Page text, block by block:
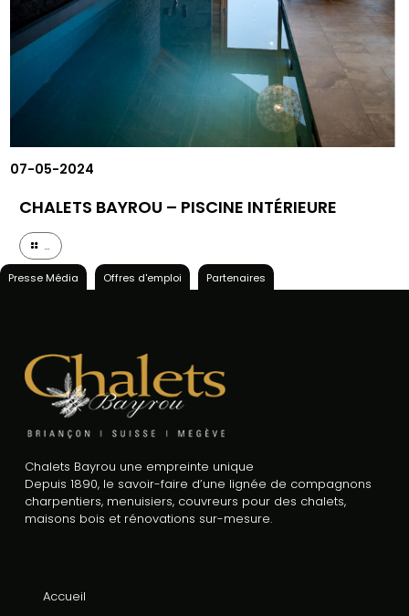
07-05-2024
CHALETS BAYROU – PISCINE INTÉRIEURE
...
Presse Média Offres d'emploi Partenaires
Chalets Bayrou une empreinte unique
Depuis 1890, le savoir-faire d’une lignée de compagnons
charpentiers, menuisiers, couvreurs pour des chalets,
maisons bois et rénovations sur-mesure.
Accueil